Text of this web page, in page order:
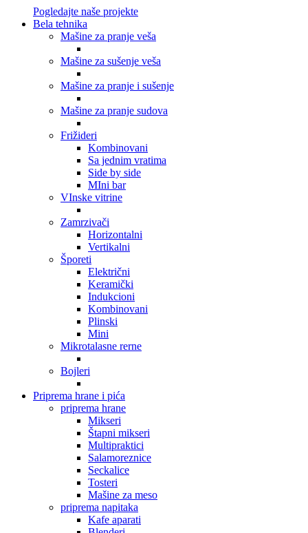
Pogledajte naše projekte
Bela tehnika
Mašine za pranje veša
Mašine za sušenje veša
Mašine za pranje i sušenje
Mašine za pranje sudova
Frižideri
Kombinovani
Sa jednim vratima
Side by side
MIni bar
VInske vitrine
Zamrzivači
Horizontalni
Vertikalni
Šporeti
Električni
Keramički
Indukcioni
Kombinovani
Plinski
Mini
Mikrotalasne rerne
Bojleri
Priprema hrane i pića
priprema hrane
Mikseri
Štapni mikseri
Multipraktici
Salamoreznice
Seckalice
Tosteri
Mašine za meso
priprema napitaka
Kafe aparati